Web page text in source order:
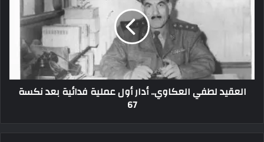
العقيد لطفي العكاوي.. أدار أول عملية فدائية بعد نكسة
67